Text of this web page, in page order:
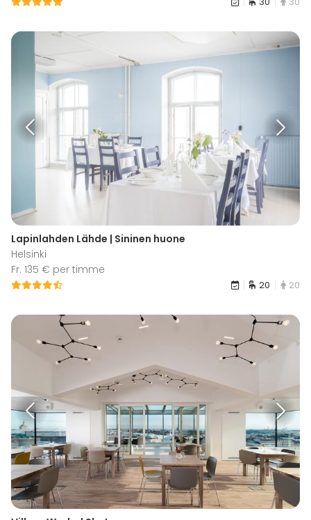
Lapinlahden Lähde | Sininen huone
Helsinki
Fr. 135 € per timme
20 20